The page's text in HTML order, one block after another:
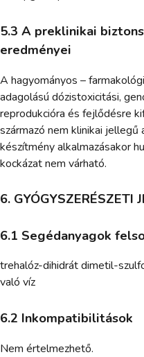
5.3 A preklinikai
eredményei
A hagyományos –
adagolású dózistoxicitási,
reprodukcióra és fejlődésre
származó nem klinikai
készítmény alkalmazásakor
kockázat nem várható.
6. GYÓGYSZERÉSZETI
6.1 Segédanyagok
trehalóz-dihidrát dimetil-
való víz
6.2 Inkompatibilitások
Nem értelmezhető.